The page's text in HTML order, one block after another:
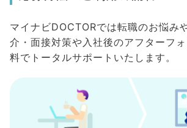
マイナビDOCTORでは転職のお悩み
介・面接対策や入社後のアフターフ
料でトータルサポートいたします。